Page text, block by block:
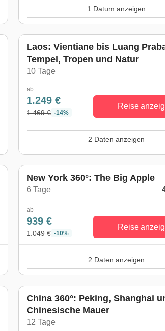
1 Datum anzeigen
Laos: Vientiane bis Luang
Tempel, Tropen und Natur
10 Tage
ab
1.249 €
1.469 € -14%
Reise
2 Daten anzeigen
New York 360°: The Big Apple
6 Tage
ab
939 €
1.049 € -10%
Reise
2 Daten anzeigen
China 360°: Peking, Shanghai
Chinesische Mauer
12 Tage